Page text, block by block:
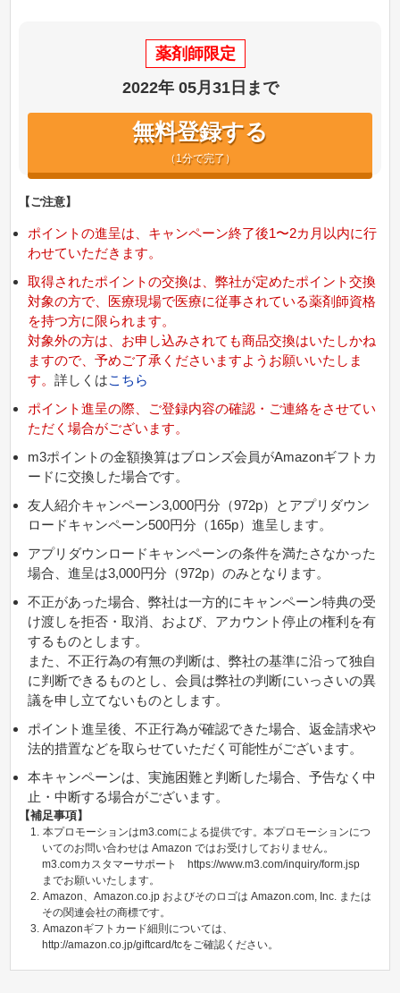
薬剤師限定
2022年 05月31日まで
無料登録する
（1分で完了）
【ご注意】
ポイントの進呈は、キャンペーン終了後1〜2カ月以内に行
わせていただきます。
取得されたポイントの交換は、弊社が定めたポイント交換
対象の方で、医療現場で医療に従事されている薬剤師資格
を持つ方に限られます。
対象外の方は、お申し込みされても商品交換はいたしかね
ますので、予めご了承くださいますようお願いいたしま
す。詳しくはこちら
ポイント進呈の際、ご登録内容の確認・ご連絡をさせてい
ただく場合がございます。
m3ポイントの金額換算はブロンズ会員がAmazonギフトカ
ードに交換した場合です。
友人紹介キャンペーン3,000円分（972p）とアプリダウン
ロードキャンペーン500円分（165p）進呈します。
アプリダウンロードキャンペーンの条件を満たさなかった
場合、進呈は3,000円分（972p）のみとなります。
不正があった場合、弊社は一方的にキャンペーン特典の受
け渡しを拒否・取消、および、アカウント停止の権利を有
するものとします。
また、不正行為の有無の判断は、弊社の基準に沿って独自
に判断できるものとし、会員は弊社の判断にいっさいの異
議を申し立てないものとします。
ポイント進呈後、不正行為が確認できた場合、返金請求や
法的措置などを取らせていただく可能性がございます。
本キャンペーンは、実施困難と判断した場合、予告なく中
止・中断する場合がございます。
【補足事項】
本プロモーションはm3.comによる提供です。本プロモーションにつ
いてのお問い合わせは Amazon ではお受けしておりません。
m3.comカスタマーサポート https://www.m3.com/inquiry/form.jsp
までお願いいたします。
Amazon、Amazon.co.jp およびそのロゴは Amazon.com, Inc. または
その関連会社の商標です。
Amazonギフトカード細則については、
http://amazon.co.jp/giftcard/tcをご確認ください。